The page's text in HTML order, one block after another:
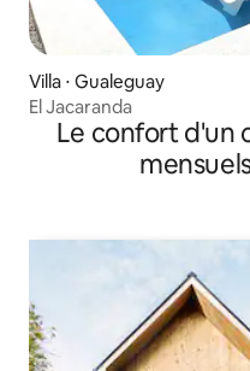
Villa ⋅ Gualeguay
El Jacaranda
Le confort d'un